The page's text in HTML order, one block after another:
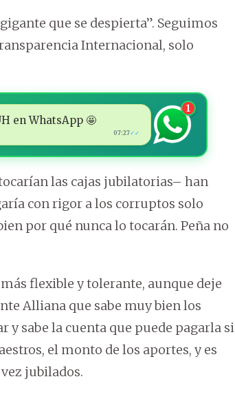
que se despierta”. Seguimos
Internacional, solo
en WhatsApp 🤩
07:27✓✓
1
las cajas jubilatorias– han
con rigor a los corruptos solo
por qué nunca lo tocarán. Peña no
flexible y tolerante, aunque deje
Alliana que sabe muy bien los
y sabe la cuenta que puede pagarla si
el monto de los aportes, y es
jubilados.